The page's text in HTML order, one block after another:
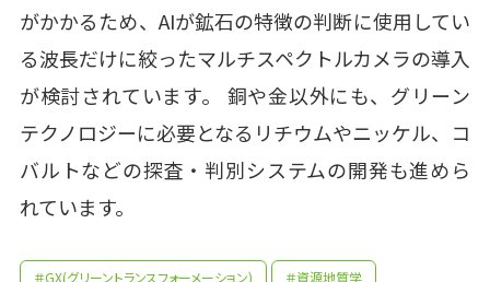
がかかるため、AIが鉱石の特徴の判断に使用してい
る波長だけに絞ったマルチスペクトルカメラの導入
が検討されています。 銅や金以外にも、グリーン
テクノロジーに必要となるリチウムやニッケル、コ
バルトなどの探査・判別システムの開発も進めら
れています。
＃GX(グリーントランスフォーメーション) ＃資源地質学